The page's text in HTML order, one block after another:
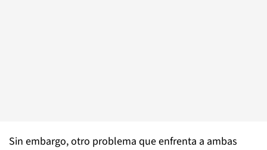
Sin embargo, otro problema que enfrenta a ambas